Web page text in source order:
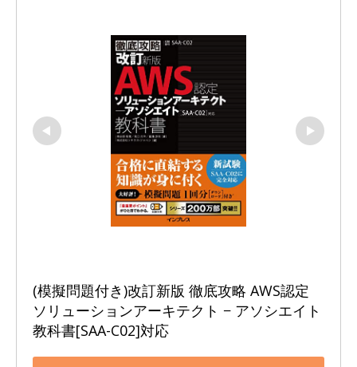
(模擬問題付き)改訂新版 徹底攻略 AWS認定
ソリューションアーキテクト − アソシエイト
教科書[SAA-C02]対応